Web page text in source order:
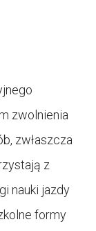
zwolnienia
zwłaszcza
z
nauki jazdy
formy